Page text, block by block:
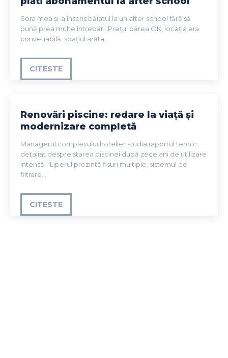
Sora mea și-a înscris băiatul la un after school fără să
pună prea multe întrebări. Prețul părea OK, locația era
convenabilă, spațiul arăta...
CITESTE
Renovări piscine: redare la viață și
modernizare completă
Managerul complexului hotelier studia raportul tehnic
detaliat despre starea piscinei după zece ani de utilizare
intensă. "Liperul prezintă fisuri multiple, sistemul de
filtrare...
CITESTE